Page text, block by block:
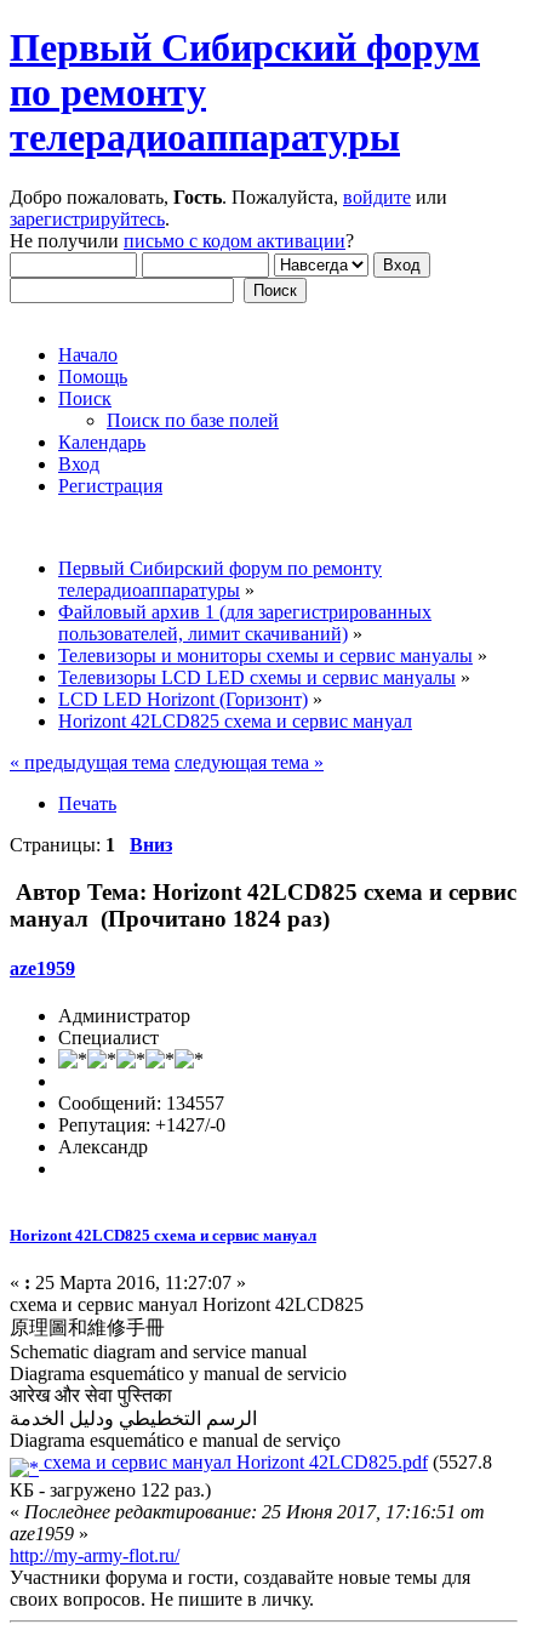
Первый Сибирский форум
по ремонту
телерадиоаппаратуры
Добро пожаловать, Гость. Пожалуйста, войдите или
зарегистрируйтесь.
Не получили письмо с кодом активации?
Начало
Помощь
Поиск
Поиск по базе полей
Календарь
Вход
Регистрация
Первый Сибирский форум по ремонту
телерадиоаппаратуры »
Файловый архив 1 (для зарегистрированных
пользователей, лимит скачиваний) »
Телевизоры и мониторы схемы и сервис мануалы »
Телевизоры LCD LED схемы и сервис мануалы »
LCD LED Horizont (Горизонт) »
Horizont 42LCD825 схема и сервис мануал
« предыдущая тема следующая тема »
Печать
Страницы: 1 Вниз
Автор Тема: Horizont 42LCD825 схема и сервис
мануал (Прочитано 1824 раз)
aze1959
Администратор
Специалист
Сообщений: 134557
Репутация: +1427/-0
Александр
Horizont 42LCD825 схема и сервис мануал
« : 25 Марта 2016, 11:27:07 »
схема и сервис мануал Horizont 42LCD825
原理圖和維修手冊
Schematic diagram and service manual
Diagrama esquemático y manual de servicio
आरेख और सेवा पुस्तिका
الرسم التخطيطي ودليل الخدمة
Diagrama esquemático e manual de serviço
схема и сервис мануал Horizont 42LCD825.pdf(5527.8
КБ - загружено 122 раз.)
« Последнее редактирование: 25 Июня 2017, 17:16:51 от
aze1959 »
http://my-army-flot.ru/
Участники форума и гости, создавайте новые темы для
своих вопросов. Не пишите в личку.